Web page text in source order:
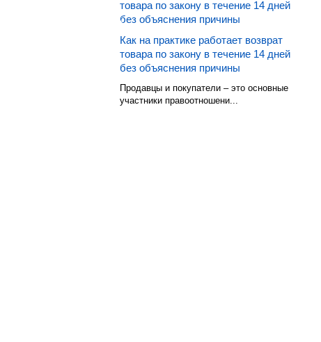
Как на практике работает возврат
товара по закону в течение 14 дней
без объяснения причины
Продавцы и покупатели – это основные
участники правоотношени...